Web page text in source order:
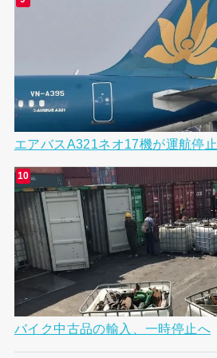
エアバスA321ネオ17機が運航停止
バイク中古品の輸入、一時停止へ